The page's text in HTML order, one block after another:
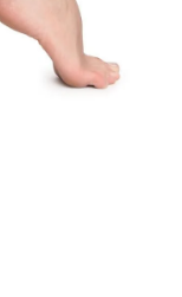
yra puiki, jas
diabetu
odai, o 96%
Putos gali būti